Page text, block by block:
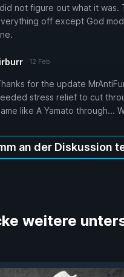
not figure out what it was.
off except God
12 Feb
for the update
stress relief to cut
like A Yamato through...
an der Diskussion
weitere